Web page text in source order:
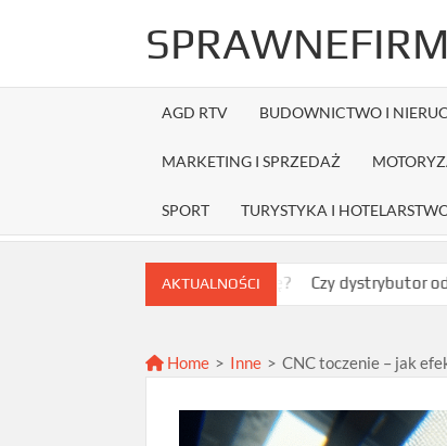
AGD RTV BUDOWNICTWO I
MARKETING I SPRZEDAŻ
SPORT TURYSTYKA I
AKTUALNOŚCI
Czy dystrybutor odzieży Fruit of the
Home > Inne > CNC toczenie – jak